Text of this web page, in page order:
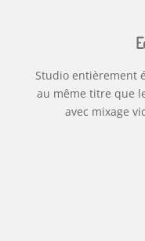
Studio entièrement
au même titre que
avec mixage